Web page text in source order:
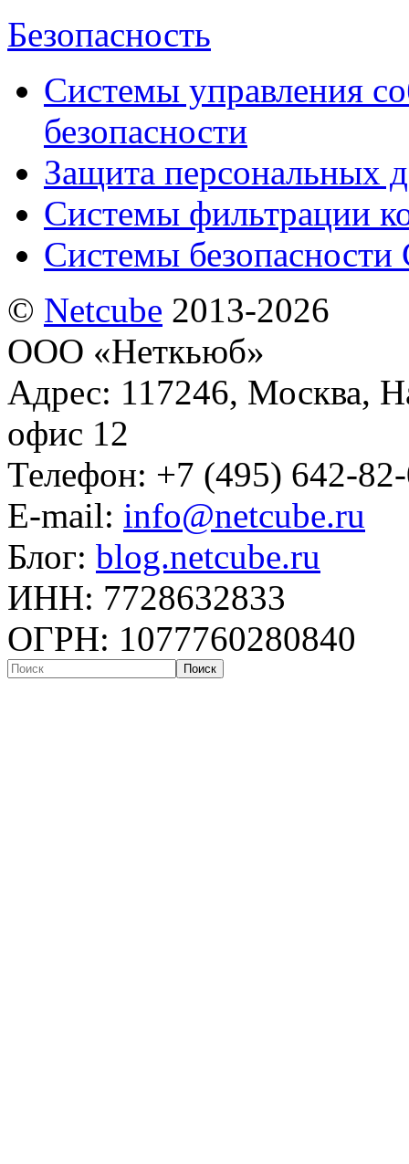
Безопасность
Системы управления
безопасности
Защита персональных
Системы фильтрации
Системы безопасности
© Netсube 2013-2026
ООО «Неткьюб»
Адрес: 117246, Москва,
офис 12
Телефон: +7 (495) 642-
E-mail: info@netcube.ru
Блог: blog.netcube.ru
ИНН: 7728632833
ОГРН: 1077760280840